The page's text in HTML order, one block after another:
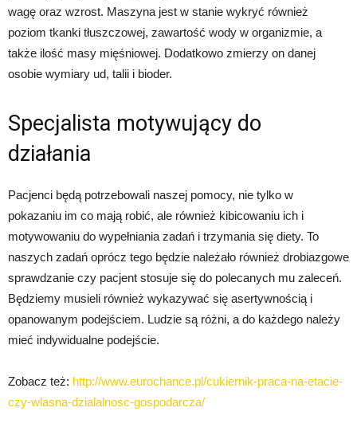
wagę oraz wzrost. Maszyna jest w stanie wykryć również
poziom tkanki tłuszczowej, zawartość wody w organizmie, a
także ilość masy mięśniowej. Dodatkowo zmierzy on danej
osobie wymiary ud, talii i bioder.
Specjalista motywujący do
działania
Pacjenci będą potrzebowali naszej pomocy, nie tylko w
pokazaniu im co mają robić, ale również kibicowaniu ich i
motywowaniu do wypełniania zadań i trzymania się diety. To
naszych zadań oprócz tego będzie należało również drobiazgowe
sprawdzanie czy pacjent stosuje się do polecanych mu zaleceń.
Będziemy musieli również wykazywać się asertywnością i
opanowanym podejściem. Ludzie są różni, a do każdego należy
mieć indywidualne podejście.
Zobacz też: http://www.eurochance.pl/cukiernik-praca-na-etacie-
czy-wlasna-dzialalnosc-gospodarcza/